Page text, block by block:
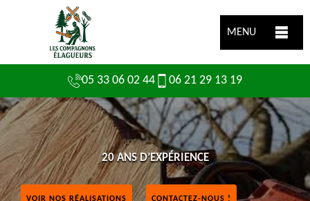
MENU
05 33 06 02 44 06 21 29 13 19
20 ANS D’EXPÉRIENCE
VOIR NOS RÉALISATIONS CONTACTEZ-NOUS !